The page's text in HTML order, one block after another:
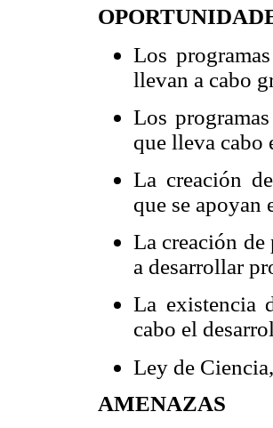
Los
llevan a cabo
Los
que lleva cabo
La creación
que se apoyan
La creación de
a desarrollar
La existencia
cabo el
Ley de
AMENAZAS